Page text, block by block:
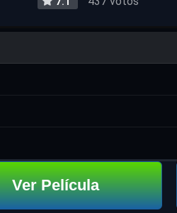
Ver Película